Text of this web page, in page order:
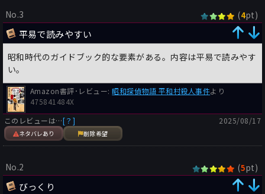
また、最後に探偵役が皆を集めて謎解きをやってみせるお決まり
のシーンが盛り込まれているが、そこで、「警部が情状酌量はし
ないだろう」というような表現がある。
おいおい、情状酌量できるのは裁判官だけである。
警察が情状酌量をしたら困るだろう。
というようなことばかりが気になって、結局、全くストーリーに
は浸れない作品であった。
作者は楽しかったようだけど・・・ｗ
No.3 (4pt)
平易で読みやすい
昭和時代のガイドブック的な要素がある。内容は平易で読みやす
い。
Amazon書評･レビュー:昭和探偵物語 平和村殺人事件より
475841484X
このレビューは…[？]
ネタバレあり 削除希望
2025/08/17
No.2 (5pt)
びっくり